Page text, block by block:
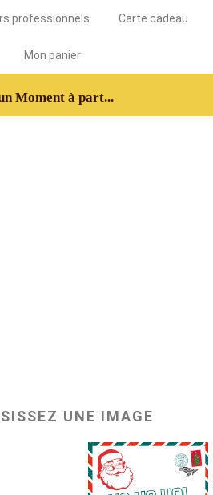
professionnels Carte cadeau
Mon panier
Moment à part...
UNE IMAGE